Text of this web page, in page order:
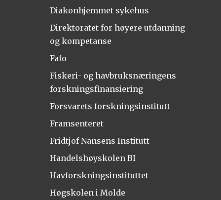
Diakonhjemmet sykehus
Direktoratet for høyere utdanning
og kompetanse
Fafo
Fiskeri- og havbruksnæringens
forskningsfinansiering
Forsvarets forskningsinstitutt
Framsenteret
Fridtjof Nansens Institutt
Handelshøyskolen BI
Havforskningsinstituttet
Høgskolen i Molde